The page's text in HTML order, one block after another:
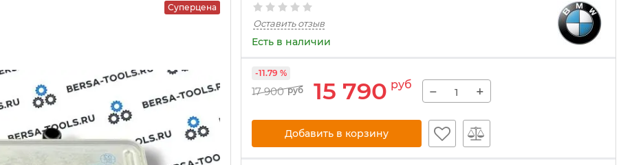
Суперцена
Оставить отзыв
Есть в наличии
17 900 руб 15 790 руб
-11.79 %
− +
Добавить в корзину